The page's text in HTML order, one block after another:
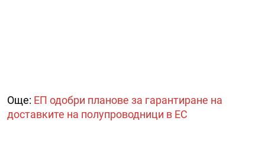
Още: ЕП одобри планове за гарантиране на
доставките на полупроводници в ЕС